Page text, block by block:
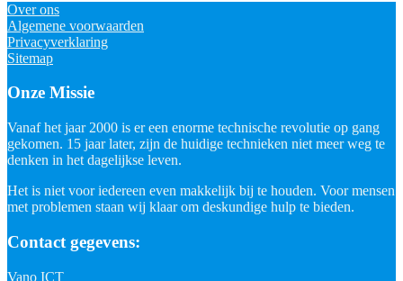
Over ons
Algemene voorwaarden
Privacyverklaring
Sitemap
Onze Missie
Vanaf het jaar 2000 is er een enorme technische revolutie op gang
gekomen. 15 jaar later, zijn de huidige technieken niet meer weg te
denken in het dagelijkse leven.
Het is niet voor iedereen even makkelijk bij te houden. Voor mensen
met problemen staan wij klaar om deskundige hulp te bieden.
Contact gegevens:
Vano ICT